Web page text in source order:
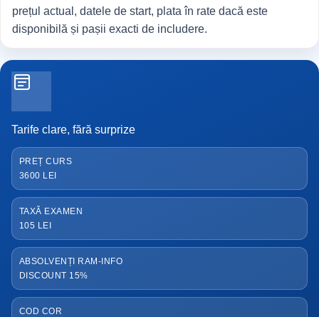
prețul actual, datele de start, plata în rate dacă este
disponibilă și pașii exacti de includere.
Tarife clare, fără surprize
PREȚ CURS
3600 LEI
TAXĂ EXAMEN
105 LEI
ABSOLVENȚI RAM-INFO
DISCOUNT 15%
COD COR